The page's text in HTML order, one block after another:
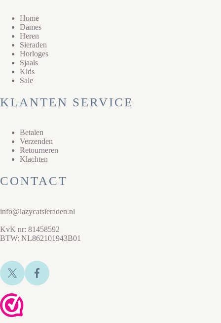
Home
Dames
Heren
Sieraden
Horloges
Sjaals
Kids
Sale
KLANTEN SERVICE
Betalen
Verzenden
Retourneren
Klachten
CONTACT
info@lazycatsieraden.nl
KvK nr: 81458592
BTW: NL862101943B01